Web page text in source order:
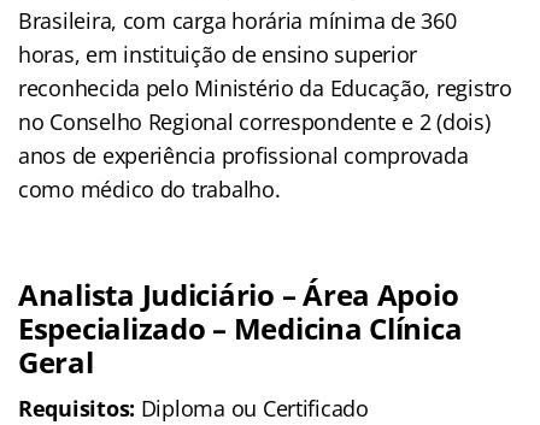
Brasileira, com carga horária mínima de 360
horas, em instituição de ensino superior
reconhecida pelo Ministério da Educação, registro
no Conselho Regional correspondente e 2 (dois)
anos de experiência profissional comprovada
como médico do trabalho.
Analista Judiciário – Área Apoio
Especializado – Medicina Clínica
Geral
Requisitos: Diploma ou Certificado